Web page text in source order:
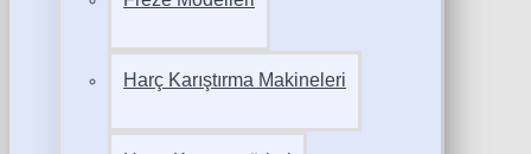
Harç Karıştırma Makineleri